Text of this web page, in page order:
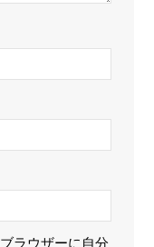
ラウザーに自分